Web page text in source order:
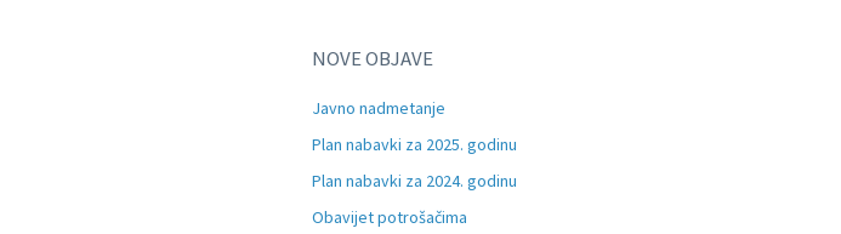
NOVE OBJAVE
Javno nadmetanje
Plan nabavki za 2025. godinu
Plan nabavki za 2024. godinu
Obavijet potrošačima